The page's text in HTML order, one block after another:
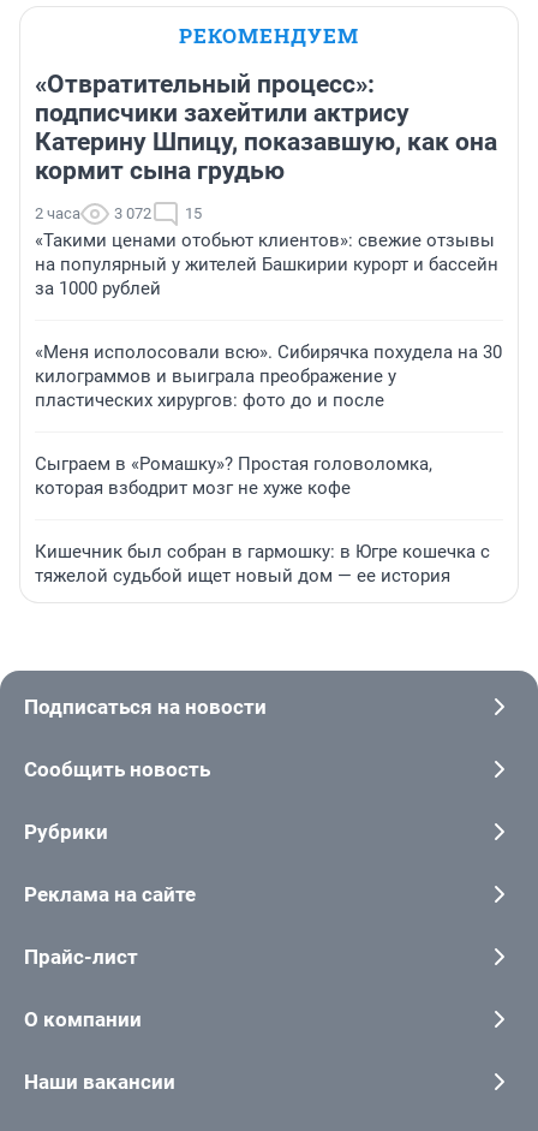
РЕКОМЕНДУЕМ
«Отвратительный процесс»:
подписчики захейтили актрису
Катерину Шпицу, показавшую, как она
кормит сына грудью
2 часа 3 072 15
«Такими ценами отобьют клиентов»: свежие отзывы
на популярный у жителей Башкирии курорт и бассейн
за 1000 рублей
«Меня исполосовали всю». Сибирячка похудела на 30
килограммов и выиграла преображение у
пластических хирургов: фото до и после
Сыграем в «Ромашку»? Простая головоломка,
которая взбодрит мозг не хуже кофе
Кишечник был собран в гармошку: в Югре кошечка с
тяжелой судьбой ищет новый дом — ее история
Подписаться на новости
Сообщить новость
Рубрики
Реклама на сайте
Прайс-лист
О компании
Наши вакансии